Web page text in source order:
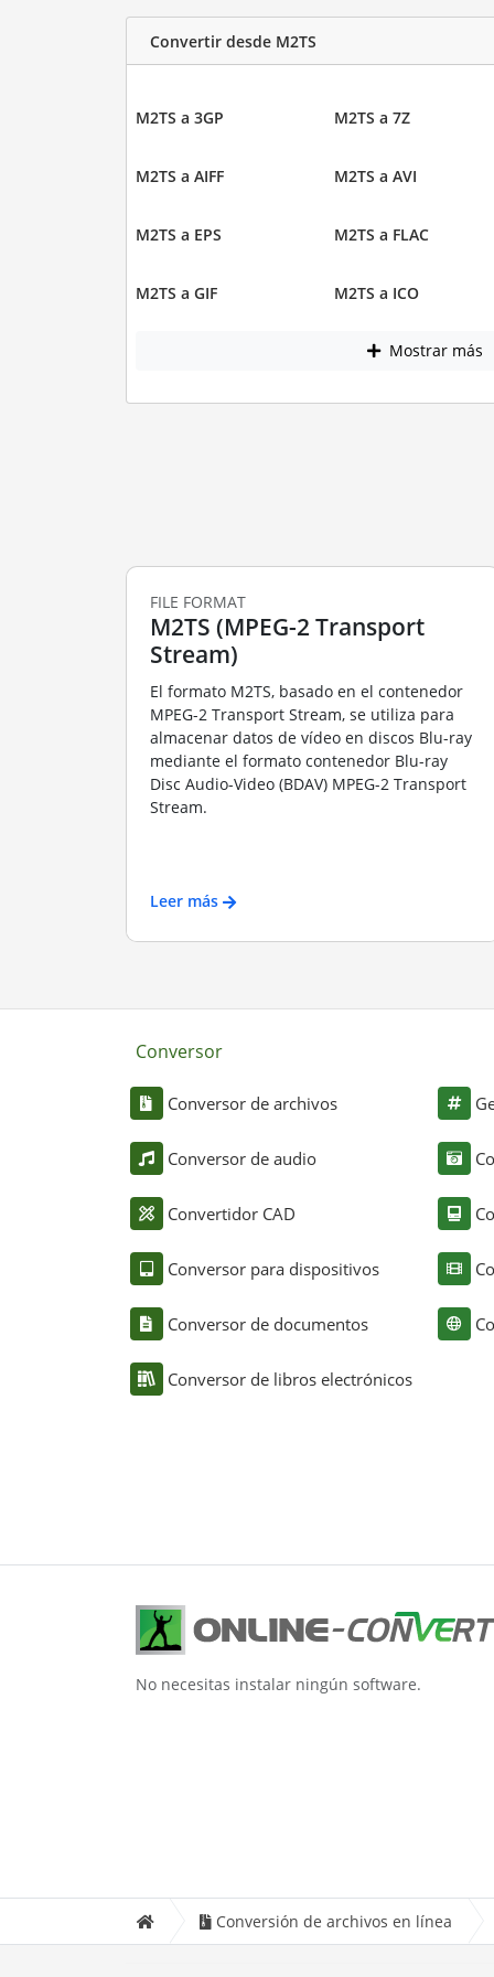
Convertir desde M2TS
M2TS a 3GP M2TS a 7Z
M2TS a AIFF M2TS a AVI
M2TS a EPS M2TS a FLAC
M2TS a GIF M2TS a ICO
Mostrar más
FILE FORMAT
M2TS (MPEG-2 Transport
Stream)
El formato M2TS, basado en el contenedor
MPEG-2 Transport Stream, se utiliza para
almacenar datos de vídeo en discos Blu-ray
mediante el formato contenedor Blu-ray
Disc Audio-Video (BDAV) MPEG-2 Transport
Stream.
Leer más
Conversor
Conversor de archivos
Conversor de audio
Convertidor CAD
Conversor para dispositivos
Conversor de documentos
Conversor de libros electrónicos
No necesitas instalar ningún software.
Conversión de archivos en línea